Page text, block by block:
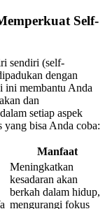
Self-
sendiri (self-
dengan
ini membantu Anda
dan
setiap aspek
yang bisa Anda coba:
Manfaat
Meningkatkan
kesadaran akan
berkah dalam hidup,
mengurangi fokus